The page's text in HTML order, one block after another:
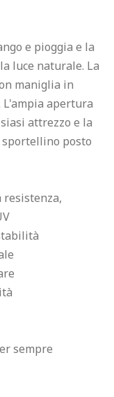
e pioggia e la
luce naturale. La
maniglia in
apertura
attrezzo e la
posto
sempre